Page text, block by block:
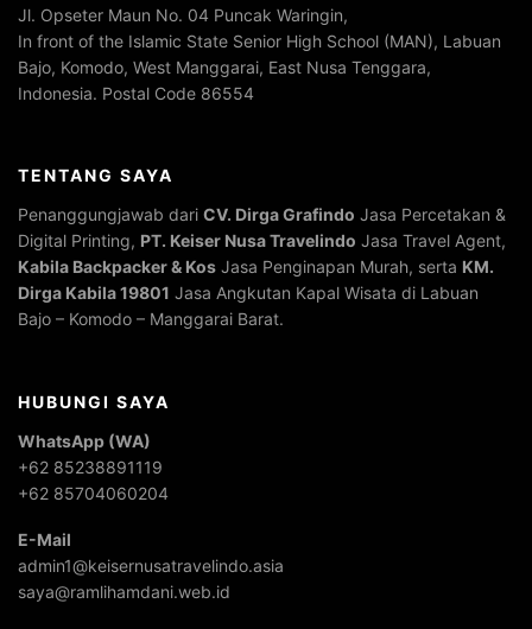
Jl. Opseter Maun No. 04 Puncak Waringin,
In front of the Islamic State Senior High School (MAN), Labuan
Bajo, Komodo, West Manggarai, East Nusa Tenggara,
Indonesia. Postal Code 86554
TENTANG SAYA
Penanggungjawab dari CV. Dirga Grafindo Jasa Percetakan &
Digital Printing, PT. Keiser Nusa Travelindo Jasa Travel Agent,
Kabila Backpacker & Kos Jasa Penginapan Murah, serta KM.
Dirga Kabila 19801 Jasa Angkutan Kapal Wisata di Labuan
Bajo – Komodo – Manggarai Barat.
HUBUNGI SAYA
WhatsApp (WA)
+62 85238891119
+62 85704060204
E-Mail
admin1@keisernusatravelindo.asia
saya@ramlihamdani.web.id